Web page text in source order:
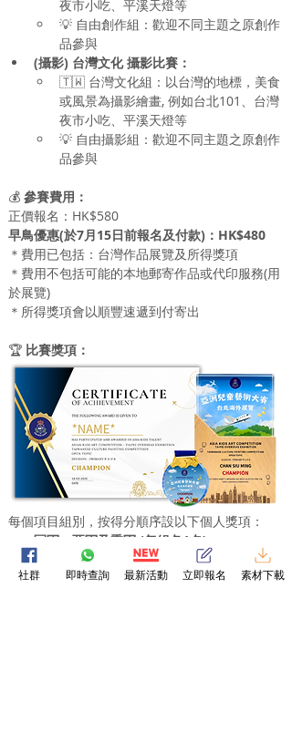
夜市小吃、平溪天燈等
💡 自由創作組 ： 歡迎不同主題之原創作
品參與
(攝影) 台灣文化 攝影比賽：
🇹🇼 台灣文化組：以台灣的地標，美食
或風景為攝影繪畫, 例如台北101、台灣
夜市小吃、平溪天燈等
💡 自由攝影組 ： 歡迎不同主題之原創作
品參與
💰 參賽費用：
正價報名：HK$580
早鳥優惠(於7月15日前報名及付款)：HK$480
＊費用已包括：台灣作品展覽及所得獎項
＊費用不包括可能的本地郵寄作品或代印服務(用
於展覽)
＊所得獎項會以順豐速遞到付寄出
🏆 比賽獎項：
每個項目組別，按得分順序設以下個人獎項：
冠軍、亞軍及季軍 (每組各1名)
可獲水晶獎座(1座)及得獎證書(1張)
金獎、銀獎、銅獎 (每組各佔約30%)
社群 即時查詢 最新活動 立即報名 素材下載